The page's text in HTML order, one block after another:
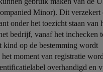
Minor). Dit verzekert
onder het toezicht staan van
bedrijf, vanaf het inchecken
kind op de bestemming wordt
moment van registratie
overhandigd en